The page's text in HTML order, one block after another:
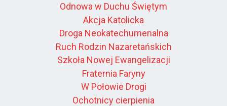
Odnowa w Duchu Świętym
Akcja Katolicka
Droga Neokatechumenalna
Ruch Rodzin Nazaretańskich
Szkoła Nowej Ewangelizacji
Fraternia Faryny
W Połowie Drogi
Ochotnicy cierpienia